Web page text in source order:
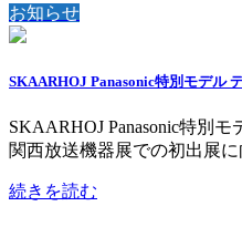
お知らせ
SKAARHOJ Panasonic特別モデル
SKAARHOJ Panasonic特別
関西放送機器展での初出展
続きを読む